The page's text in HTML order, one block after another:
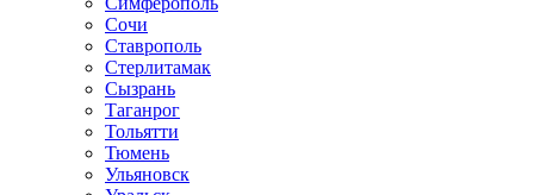
Сочи
Ставрополь
Стерлитамак
Сызрань
Таганрог
Тольятти
Тюмень
Ульяновск